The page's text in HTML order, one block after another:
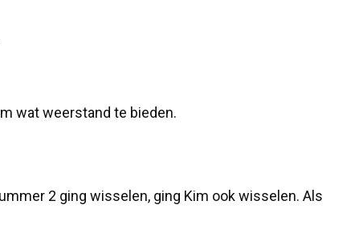
wat weerstand te bieden.
2 ging wisselen, ging Kim ook wisselen. Als